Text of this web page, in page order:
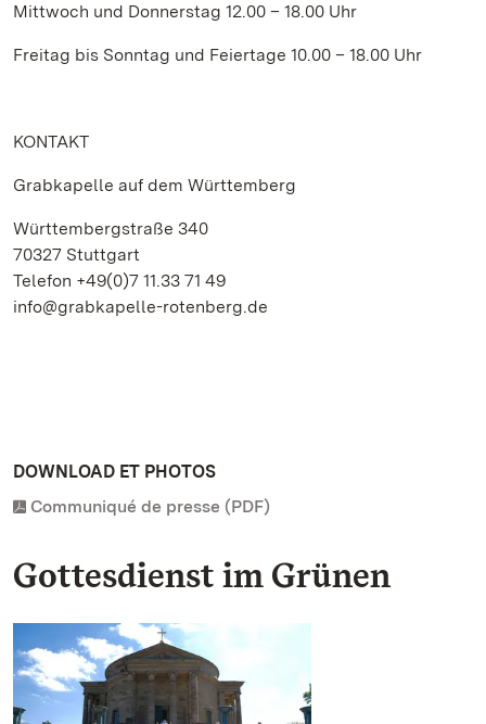
Mittwoch und Donnerstag 12.00 – 18.00 Uhr
Freitag bis Sonntag und Feiertage 10.00 – 18.00 Uhr
KONTAKT
Grabkapelle auf dem Württemberg
Württembergstraße 340
70327 Stuttgart
Telefon +49(0)7 11.33 71 49
info@grabkapelle-rotenberg.de
DOWNLOAD ET PHOTOS
Communiqué de presse (PDF)
Gottesdienst im Grünen